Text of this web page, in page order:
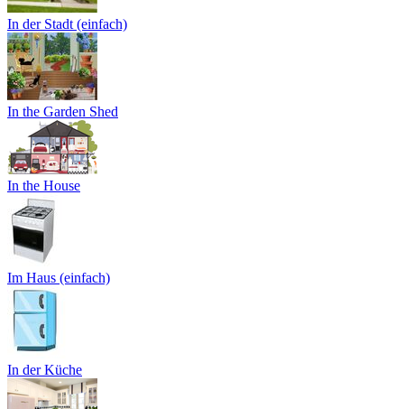
In der Stadt (einfach)
In the Garden Shed
In the House
Im Haus (einfach)
In der Küche